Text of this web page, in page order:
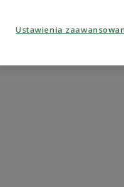
Ustawienia